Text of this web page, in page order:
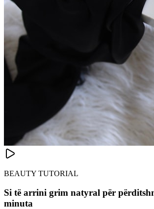
BEAUTY TUTORIAL
Si të arrini grim natyral për
minuta